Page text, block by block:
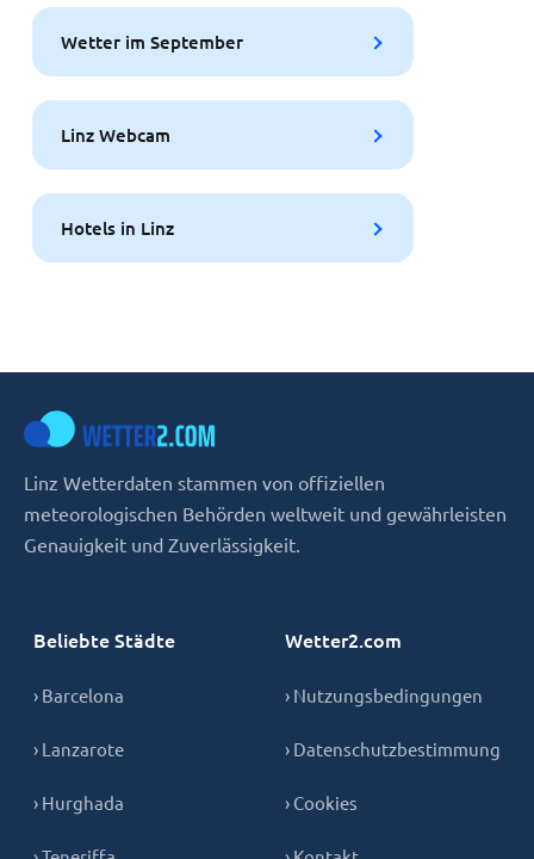
Wetter im September
Linz Webcam
Hotels in Linz
Linz Wetterdaten stammen von offiziellen
meteorologischen Behörden weltweit und gewährleisten
Genauigkeit und Zuverlässigkeit.
Beliebte Städte
› Barcelona
› Lanzarote
› Hurghada
Wetter2.com
› Nutzungsbedingungen
› Datenschutzbestimmung
› Cookies